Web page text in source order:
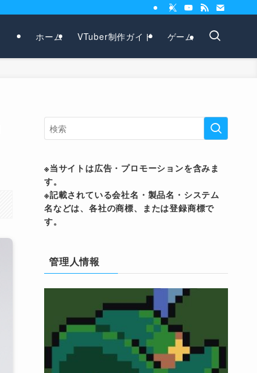
ホーム VTuber制作ガイド ゲーム
※当サイトは広告・プロモーションを含みま
す。
※記載されている会社名・製品名・システム
名などは、各社の商標、または登録商標で
す。
管理人情報